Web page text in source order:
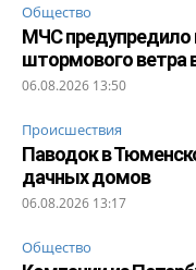
Общество
МЧС предупредило
штормового ветра
06.08.2026 13:50
Происшествия
Паводок в
дачных домов
06.08.2026 13:17
Общество